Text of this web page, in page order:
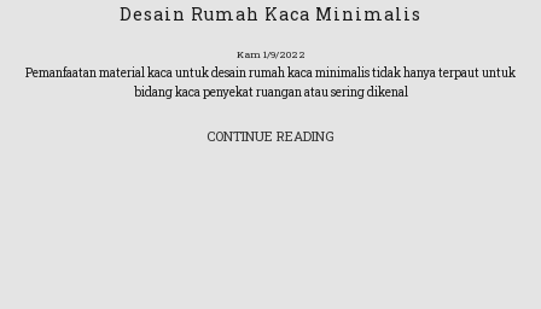
Desain Rumah Kaca Minimalis
Kam 1/9/2022
Pemanfaatan material kaca untuk desain rumah kaca minimalis tidak hanya terpaut untuk
bidang kaca penyekat ruangan atau sering dikenal
CONTINUE READING